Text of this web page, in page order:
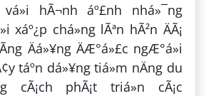
vá»i hÃ¬nh áº£nh nhá»¯ng
xáº¿p chá»ng lÃªn hÃ²n ÄÃ¡
Äá»¥ng ÄÆ°á»£c ngÆ°á»i
táº­n dá»¥ng tiá»m nÄng du
cÃ¡ch phÃ¡t triá»n cÃ¡c